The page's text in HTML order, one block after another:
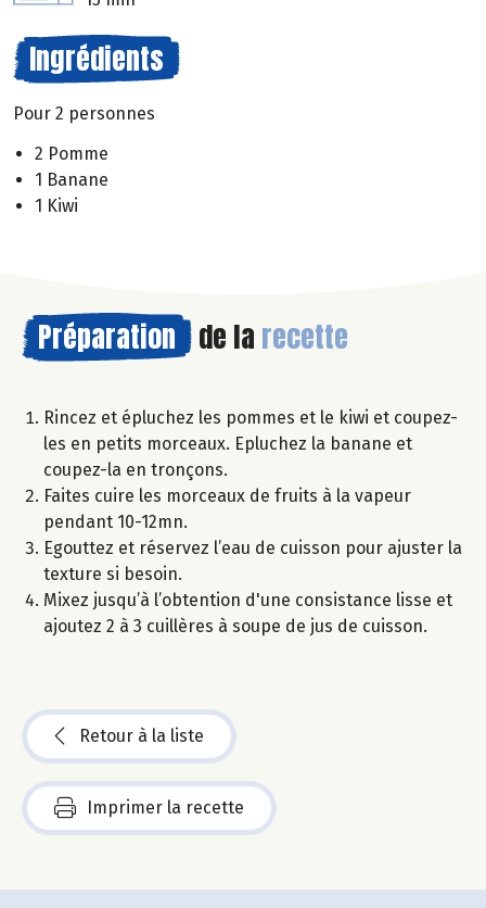
Ingrédients
Pour 2 personnes
2 Pomme
1 Banane
1 Kiwi
Préparation de la recette
Rincez et épluchez les pommes et le kiwi et coupez-
les en petits morceaux. Epluchez la banane et
coupez-la en tronçons.
Faites cuire les morceaux de fruits à la vapeur
pendant 10-12mn.
Egouttez et réservez l’eau de cuisson pour ajuster la
texture si besoin.
Mixez jusqu’à l’obtention d'une consistance lisse et
ajoutez 2 à 3 cuillères à soupe de jus de cuisson.
Retour à la liste
Imprimer la recette